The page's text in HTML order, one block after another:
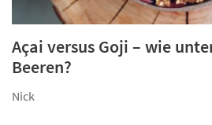
Açai versus Goji – wie
Beeren?
Nick